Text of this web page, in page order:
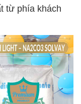
từ phía khách